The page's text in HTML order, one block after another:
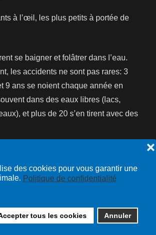
des cookies pour vous garantir une
Politique de confidentialité
tous les cookies Annuler
❌
à l’œil, les plus petits à portée de
se baigner et folâtrer dans l’eau.
les accidents ne sont pas rares: 3
9 ans se noient chaque année en
dans des eaux libres (lacs,
et plus de 20 s’en tirent avec des
cossonay.ch - tous droits réservés | site :